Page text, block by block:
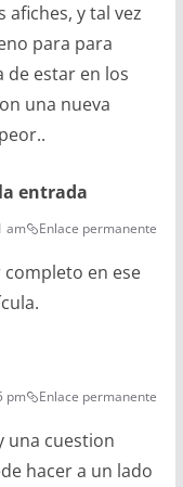
afiches, y tal vez
para para
de estar en los
una nueva
entrada
am Enlace permanente
en ese
pm Enlace permanente
una cuestion
hacer a un lado